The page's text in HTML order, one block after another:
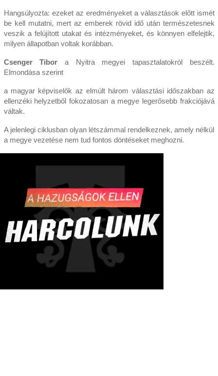
Hangsúlyozta: ezeket az eredményeket a választások előtt ismét
be kell mutatni, mert az emberek rövid idő után természetesnek
veszik a felújított utakat és intézményeket, és könnyen elfelejtik,
milyen állapotban voltak korábban.
Csenger Tibor a Nyitra megyei tapasztalatokról beszélt.
Elmondása szerint
a magyar képviselők az elmúlt három választási időszakban az
ellenzéki helyzetből fokozatosan a megye legerősebb frakciójává
váltak.
A jelenlegi ciklusban olyan létszámmal rendelkeznek, amely nélkül
a megye vezetése nem tud fontos döntéseket meghozni.